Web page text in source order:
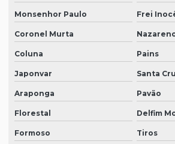
Monsenhor Paulo Frei
Coronel Murta
Coluna Pains
Japonvar Santa
Araponga Pavão
Florestal Delfim
Formoso Tiros